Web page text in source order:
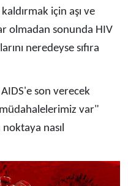
için aşı ve
olmadan sonunda HIV
neredeyse sıfıra
son verecek
var"
nasıl